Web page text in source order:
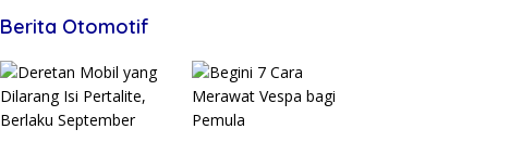
Berita Otomotif